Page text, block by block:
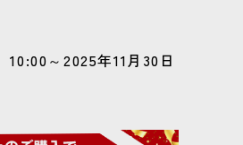
～2025年11月30日